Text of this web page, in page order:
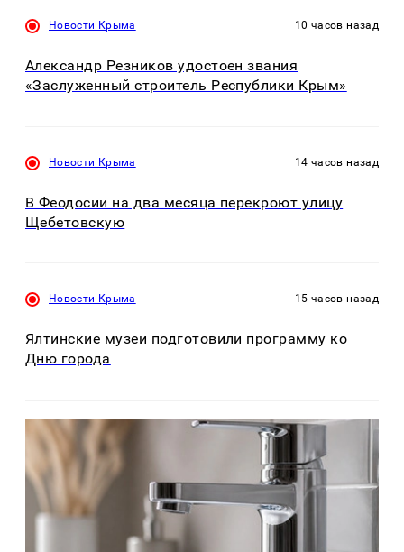
Новости Крыма 10 часов назад
Александр Резников удостоен звания
«Заслуженный строитель Республики Крым»
Новости Крыма 14 часов назад
В Феодосии на два месяца перекроют улицу
Щебетовскую
Новости Крыма 15 часов назад
Ялтинские музеи подготовили программу ко
Дню города